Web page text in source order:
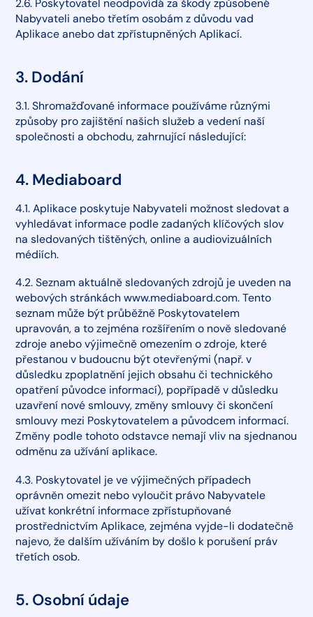
Nabyvateli anebo třetím osobám z důvodu vad
Aplikace anebo dat zpřístupněných Aplikací.
3. Dodání
3.1. Shromažďované informace používáme různými
způsoby pro zajištění našich služeb a vedení naší
společnosti a obchodu, zahrnující následující:
4. Mediaboard
4.1. Aplikace poskytuje Nabyvateli možnost sledovat a
vyhledávat informace podle zadaných klíčových slov
na sledovaných tištěných, online a audiovizuálních
médiích.
4.2. Seznam aktuálně sledovaných zdrojů je uveden na
webových stránkách www.mediaboard.com. Tento
seznam může být průběžně Poskytovatelem
upravován, a to zejména rozšířením o nově sledované
zdroje anebo výjimečně omezením o zdroje, které
přestanou v budoucnu být otevřenými (např. v
důsledku zpoplatnění jejich obsahu či technického
opatření původce informací), popřípadě v důsledku
uzavření nové smlouvy, změny smlouvy či skončení
smlouvy mezi Poskytovatelem a původcem informací.
Změny podle tohoto odstavce nemají vliv na sjednanou
odměnu za užívání aplikace.
4.3. Poskytovatel je ve výjimečných případech
oprávněn omezit nebo vyloučit právo Nabyvatele
užívat konkrétní informace zpřístupňované
prostřednictvím Aplikace, zejména vyjde-li dodatečně
najevo, že dalším užíváním by došlo k porušení práv
třetích osob.
5. Osobní údaje